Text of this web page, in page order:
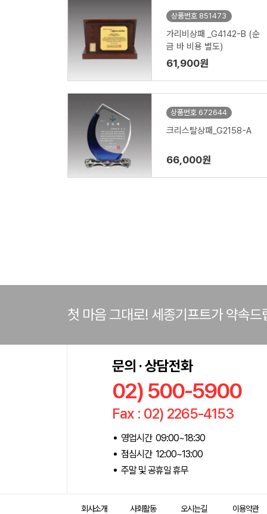
상품번호 851473
가리비상패 _G4142-B (순
금 바 비용 별도)
61,900원
상품번호 672644
크리스탈상패_G2158-A
66,000원
첫 마음 그대로! 세종기프트가 약속드
문의 · 상담전화
02) 500-5900
Fax : 02) 2265-4153
영업시간 09:00~18:30
점심시간 12:00~13:00
주말 및 공휴일 휴무
회사소개 사회활동 오시는길 이용약관